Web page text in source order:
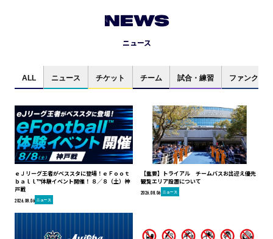
NEWS
ニュース
ALL ニュース チケット チーム 試合・練習 ファンクラブ
ｅＪリーグ王者がベススタに登場！ｅＦｏｏｔ
ｂａｌｌ™体験イベント開催！ ８／８（土）神
戸戦
2026.08.06 ニュース
【重要】トライアル チームバスお出迎え優先
観覧エリア設置について
2026.08.06 ニュース